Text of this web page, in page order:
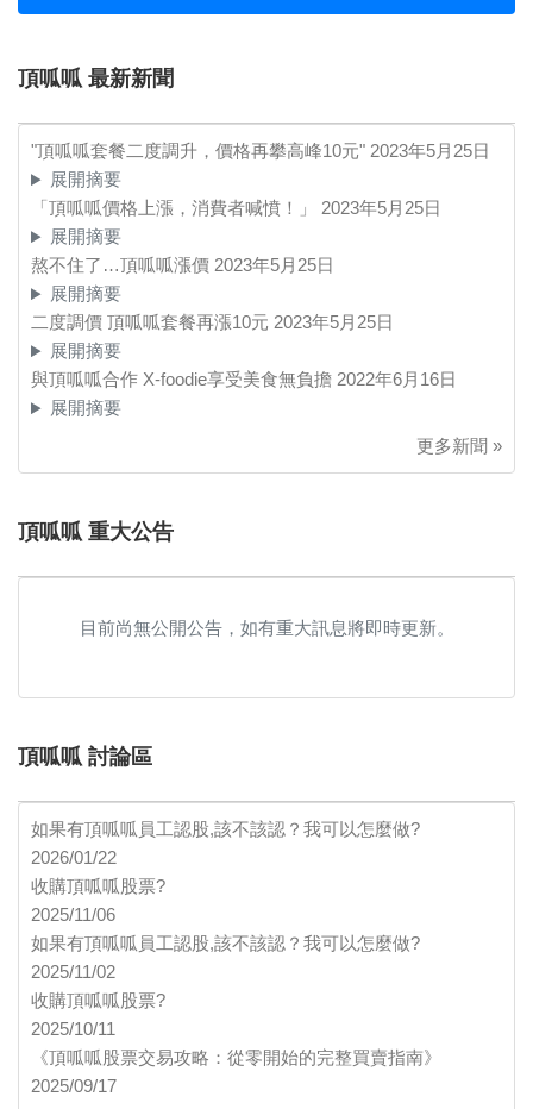
頂呱呱 最新新聞
"頂呱呱套餐二度調升，價格再攀高峰10元" 2023年5月25日
展開摘要
「頂呱呱價格上漲，消費者喊憤！」 2023年5月25日
展開摘要
熬不住了…頂呱呱漲價 2023年5月25日
展開摘要
二度調價 頂呱呱套餐再漲10元 2023年5月25日
展開摘要
與頂呱呱合作 X-foodie享受美食無負擔 2022年6月16日
展開摘要
更多新聞 »
頂呱呱 重大公告
目前尚無公開公告，如有重大訊息將即時更新。
頂呱呱 討論區
如果有頂呱呱員工認股,該不該認？我可以怎麼做?
2026/01/22
收購頂呱呱股票?
2025/11/06
如果有頂呱呱員工認股,該不該認？我可以怎麼做?
2025/11/02
收購頂呱呱股票?
2025/10/11
《頂呱呱股票交易攻略：從零開始的完整買賣指南》
2025/09/17